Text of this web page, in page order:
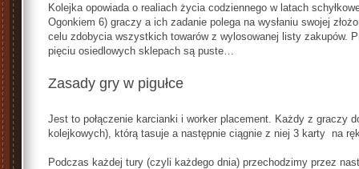
Kolejka opowiada o realiach życia codziennego w latach
Ogonkiem 6) graczy a ich zadanie polega na wysłaniu swojej
celu zdobycia wszystkich towarów z wylosowanej listy zakupów.
pięciu osiedlowych sklepach są puste…
Zasady gry w pigułce
Jest to połączenie karcianki i worker placement. Każdy z graczy
kolejkowych), którą tasuje a następnie ciągnie z niej 3 karty na
Podczas każdej tury (czyli każdego dnia) przechodzimy przez